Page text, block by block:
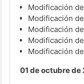
Modificación
Modificación
Modificación
Modificación
Modificación
01 de octubre de